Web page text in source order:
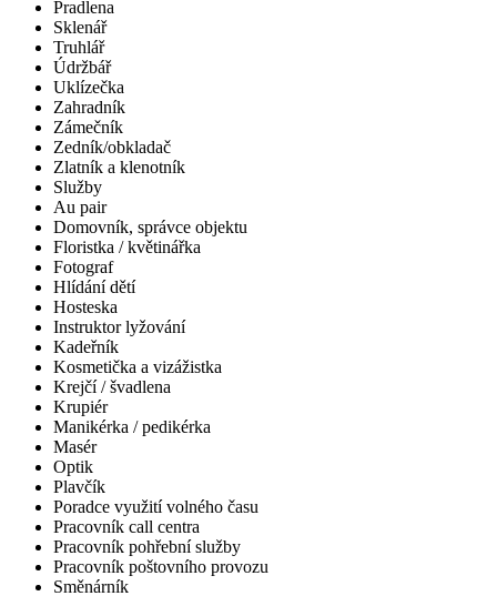
Pradlena
Sklenář
Truhlář
Údržbář
Uklízečka
Zahradník
Zámečník
Zedník/obkladač
Zlatník a klenotník
Služby
Au pair
Domovník, správce objektu
Floristka / květinářka
Fotograf
Hlídání dětí
Hosteska
Instruktor lyžování
Kadeřník
Kosmetička a vizážistka
Krejčí / švadlena
Krupiér
Manikérka / pedikérka
Masér
Optik
Plavčík
Poradce využití volného času
Pracovník call centra
Pracovník pohřební služby
Pracovník poštovního provozu
Směnárník